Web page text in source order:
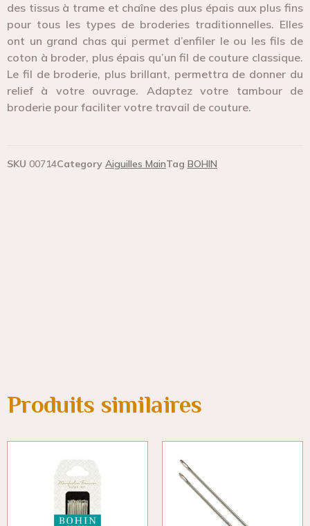
des tissus à trame et chaîne des plus épais aux plus fins
pour tous les types de broderies traditionnelles. Elles
ont un grand chas qui permet d’enfiler le ou les fils de
coton à broder, plus épais qu’un fil de couture classique.
Le fil de broderie, plus brillant, permettra de donner du
relief à votre ouvrage. Adaptez votre tambour de
broderie pour faciliter votre travail de couture.
SKU 00714Category Aiguilles MainTag BOHIN
Produits similaires